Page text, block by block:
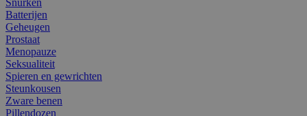
Batterijen
Geheugen
Prostaat
Menopauze
Seksualiteit
Spieren en gewrichten
Steunkousen
Zware benen
Pillendozen